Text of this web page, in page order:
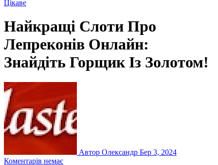
Цікаве
Найкращі Слоти Про
Лепреконів Онлайн:
Знайдіть Горщик Із Золотом!
Автор Олександр Бер 3, 2024
Коментарів немає